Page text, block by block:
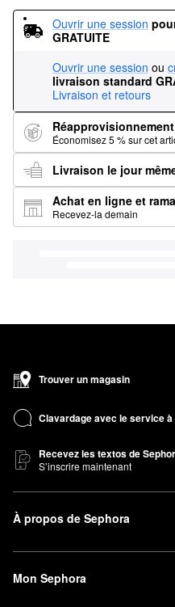
Ouvrir une session
GRATUITE
Ouvrir une session ou
livraison standard
Livraison et retours
Économisez 5 % sur cet
Livraison le jour
Achat en ligne et
Recevez-la demain
Trouver un magasin
Clavardage avec le service
Recevez les textos de
S’inscrire maintenant
À propos de Sephora
Mon Sephora